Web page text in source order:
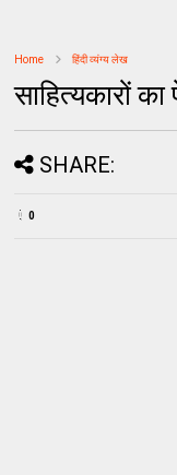
Home हिंदी व्यंग्य लेख
साहित्यकारों
SHARE:
0